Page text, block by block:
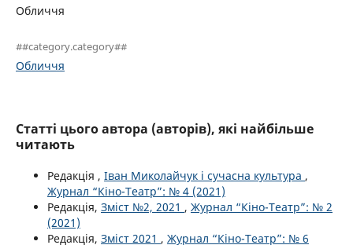
Обличчя
##category.category##
Обличчя
Статті цього автора (авторів), які найбільше
читають
Редакція , Іван Миколайчук і сучасна культура ,
Журнал “Кіно-Театр”: № 4 (2021)
Редакція, Зміст №2, 2021 , Журнал “Кіно-Театр”: № 2
(2021)
Редакція, Зміст 2021 , Журнал “Кіно-Театр”: № 6